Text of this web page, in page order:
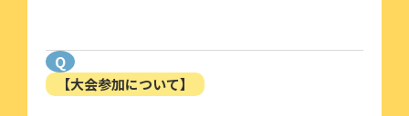
Q
【大会参加について】